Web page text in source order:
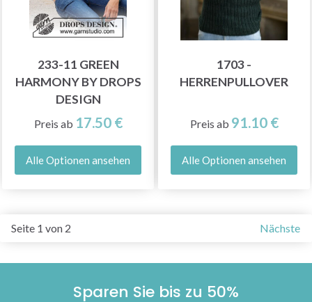
233-11 GREEN
HARMONY BY DROPS
DESIGN
Preis ab 17.50 €
Alle Optionen ansehen
1703 -
HERRENPULLOVER
Preis ab 91.10 €
Alle Optionen ansehen
Seite 1 von 2 Nächste
Sparen Sie bis zu 50%